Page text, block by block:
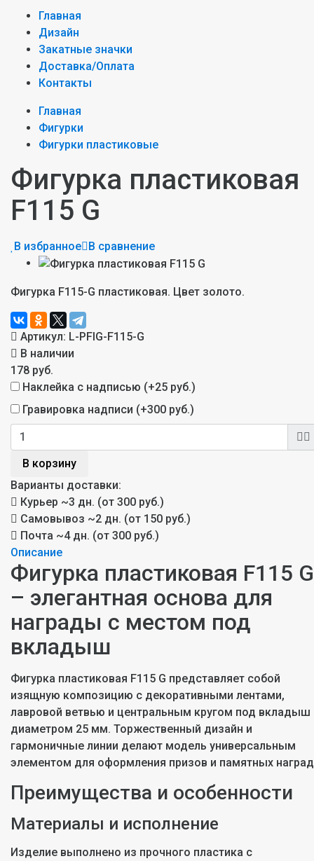
Главная
Дизайн
Закатные значки
Доставка/Оплата
Контакты
Главная
Фигурки
Фигурки пластиковые
Фигурка пластиковая
F115 G
В избранное В сравнение
Фигурка F115-G пластиковая. Цвет золото.
Артикул: L-PFIG-F115-G
В наличии
178 руб.
Наклейка с надписью (+25 руб.)
Гравировка надписи (+300 руб.)
В корзину
Варианты доставки:
Курьер ~3 дн. (от 300 руб.)
Самовывоз ~2 дн. (от 150 руб.)
Почта ~4 дн. (от 300 руб.)
Описание
Фигурка пластиковая F115 G
– элегантная основа для
награды с местом под
вкладыш
Фигурка пластиковая F115 G представляет собой
изящную композицию с декоративными лентами,
лавровой ветвью и центральным кругом под вкладыш
диаметром 25 мм. Торжественный дизайн и
гармоничные линии делают модель универсальным
элементом для оформления призов и памятных
Преимущества и особенности
Материалы и исполнение
Изделие выполнено из прочного пластика с